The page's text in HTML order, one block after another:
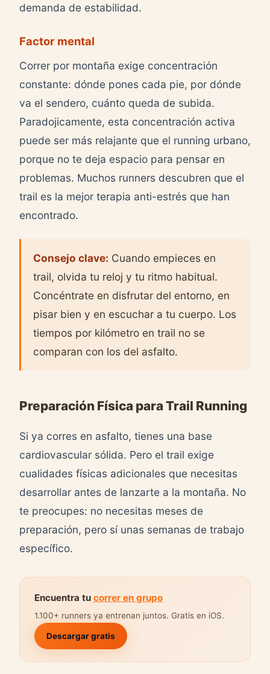
demanda de estabilidad.
Factor mental
Correr por montaña exige concentración
constante: dónde pones cada pie, por dónde
va el sendero, cuánto queda de subida.
Paradojicamente, esta concentración activa
puede ser más relajante que el running urbano,
porque no te deja espacio para pensar en
problemas. Muchos runners descubren que el
trail es la mejor terapia anti-estrés que han
encontrado.
Consejo clave: Cuando empieces en
trail, olvida tu reloj y tu ritmo habitual.
Concéntrate en disfrutar del entorno, en
pisar bien y en escuchar a tu cuerpo. Los
tiempos por kilómetro en trail no se
comparan con los del asfalto.
Preparación Física para Trail Running
Si ya corres en asfalto, tienes una base
cardiovascular sólida. Pero el trail exige
cualidades físicas adicionales que necesitas
desarrollar antes de lanzarte a la montaña. No
te preocupes: no necesitas meses de
preparación, pero sí unas semanas de trabajo
específico.
Encuentra tu correr en grupo
1.100+ runners ya entrenan juntos. Gratis en iOS.
Descargar gratis